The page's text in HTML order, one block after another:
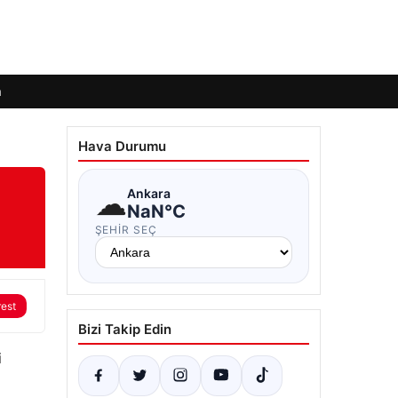
Hava Durumu
☁Ankara
NaN°C
ŞEHIR SEÇ
Bizi Takip Edin